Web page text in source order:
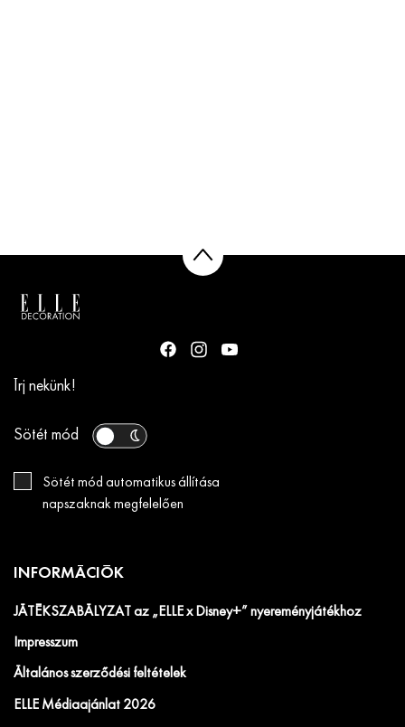
Írj nekünk!
Sötét mód
Sötét mód automatikus állítása
napszaknak megfelelően
INFORMÁCIÓK
JÁTÉKSZABÁLYZAT az „ELLE x Disney+” nyereményjátékhoz
Impresszum
Általános szerződési feltételek
ELLE Médiaajánlat 2026